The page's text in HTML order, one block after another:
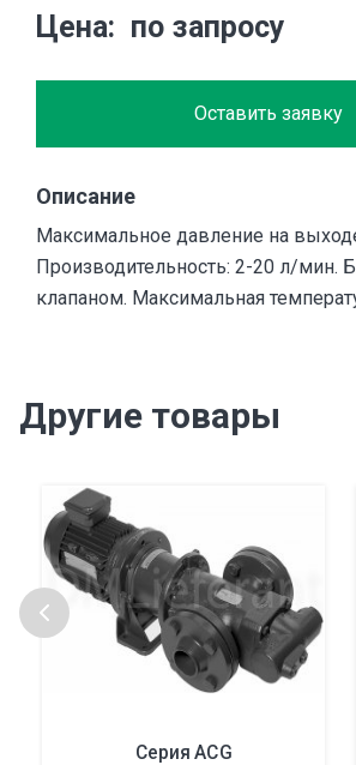
Цена по запросу
Оставить заявку
Описание
Максимальное давление на
Производительность: 2-20 л/мин.
клапаном. Максимальная
Другие товары
Серия ACG